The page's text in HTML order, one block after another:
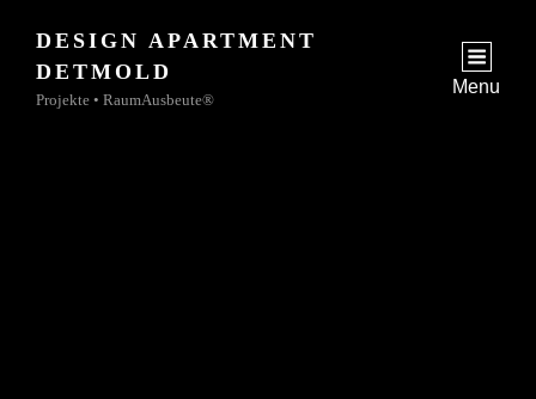
jetzt
DESIGN APARTMENT
DETMOLD
Projekte • RaumAusbeute®
Menu